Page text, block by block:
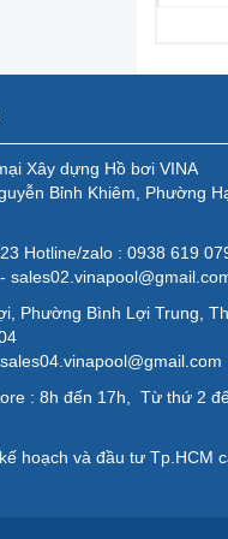
Xây dựng Hồ bơi VINA
Bỉnh Khiêm, Phường
Hotline/zalo : 0938 619
Phường Bình Lợi Trung,
: 8h đến 17h, Từ thứ 2
hoạch và đầu tư Tp.HCM